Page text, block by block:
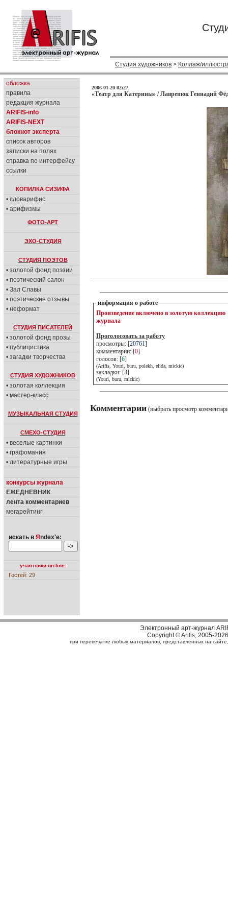
Студия художников > Коллаж/
обложка
правила
редакция журнала
ARIFIS-info
ARIFIS-NEXT
блокнот эксперта
список авторов
записки на полях
справка по интерфейсу
ссылки
КОПИЛКА СИЗИФА
• словарифис
• арифизмы
ФОТО-АРТ
ЭХО-СТУДИЯ
СТУДИЯ ПОЭТОВ
• золотой фонд поэзии
• поэтический салон
• Зал Славы
• поэтические отзывы
• неформат
СТУДИЯ ПИСАТЕЛЕЙ
• золотой фонд прозы
• публицистика
• загадки творчества
СТУДИЯ ХУДОЖНИКОВ
• золотая коллекция
• мастер-класс
МУЗЫКАЛЬНАЯ СТУДИЯ
СМЕХО-СТУДИЯ
• веселые картинки
• графомания
• литературные игры
конкурсы журнала
ЕЖЕДНЕВНИК
лента комментариев
мегарейтинг
искать в Я ndex'е:
участники on-line:
Гостей: 29
2006-01-20 02:27
«Театр для Катерины» / Лавренюк Геннадий
информация о работе
Произведение включено в золотую коллекцию
журнала
Проголосовать за работу
просмотры: [20761]
комментарии: [0]
голосов: [6]
(Arifis, Youri, buru, polekh, elida, mickic)
закладки: [3]
(Youri, buru, mickic)
Комментарии (выбрать просмотр
Электронный арт-журнал
Copyright ©Arifis, 2005-2026
при перепечатке любых материалов, представленных на